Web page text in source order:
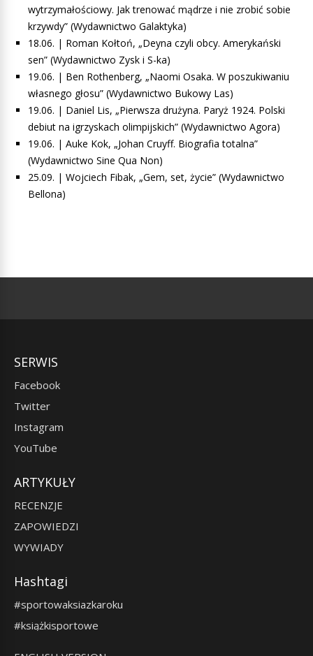
wytrzymałościowy. Jak trenować mądrze i nie zrobić sobie
krzywdy” (Wydawnictwo Galaktyka)
18.06. | Roman Kołtoń, „Deyna czyli obcy. Amerykański
sen” (Wydawnictwo Zysk i S-ka)
19.06. | Ben Rothenberg, „Naomi Osaka. W poszukiwaniu
własnego głosu” (Wydawnictwo Bukowy Las)
19.06. | Daniel Lis, „Pierwsza drużyna. Paryż 1924. Polski
debiut na igrzyskach olimpijskich” (Wydawnictwo Agora)
19.06. | Auke Kok, „Johan Cruyff. Biografia totalna”
(Wydawnictwo Sine Qua Non)
25.09. | Wojciech Fibak, „Gem, set, życie” (Wydawnictwo
Bellona)
SERWIS
Facebook
Twitter
Instagram
YouTube
ARTYKUŁY
RECENZJE
ZAPOWIEDZI
WYWIADY
Hashtagi
#sportowaksiazkaroku
#książkisportowe